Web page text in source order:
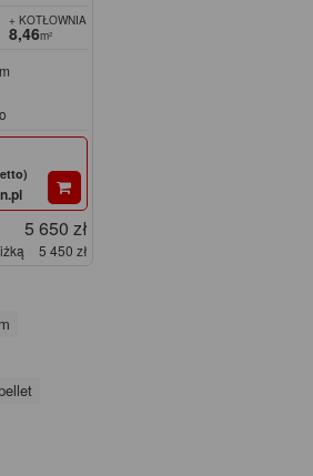
+ KOTŁOWNIA
8,46m²
5 650 zł
5 450 zł